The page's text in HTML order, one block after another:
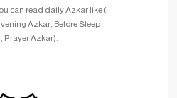
can read daily Azkar like (
Azkar, Before Sleep
Prayer Azkar).